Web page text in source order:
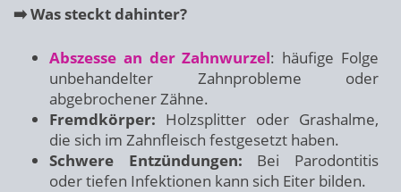
➡️ Was steckt dahinter?
Abszesse an der Zahnwurzel: häufige Folge
unbehandelter Zahnprobleme oder
abgebrochener Zähne.
Fremdkörper: Holzsplitter oder Grashalme,
die sich im Zahnfleisch festgesetzt haben.
Schwere Entzündungen: Bei Parodontitis
oder tiefen Infektionen kann sich Eiter bilden.